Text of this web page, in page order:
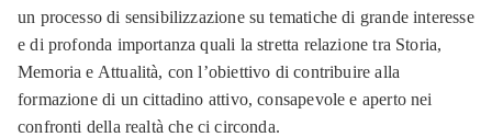
un processo di sensibilizzazione su tematiche di grande interesse
e di profonda importanza quali la stretta relazione tra Storia,
Memoria e Attualità, con l’obiettivo di contribuire alla
formazione di un cittadino attivo, consapevole e aperto nei
confronti della realtà che ci circonda.